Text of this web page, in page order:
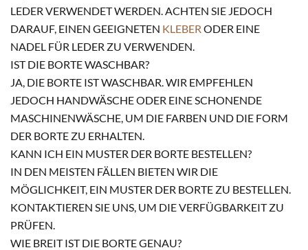
LEDER VERWENDET WERDEN. ACHTEN SIE JEDOCH
DARAUF, EINEN GEEIGNETEN KLEBER ODER EINE
NADEL FÜR LEDER ZU VERWENDEN.
IST DIE BORTE WASCHBAR?
JA, DIE BORTE IST WASCHBAR. WIR EMPFEHLEN
JEDOCH HANDWÄSCHE ODER EINE SCHONENDE
MASCHINENWÄSCHE, UM DIE FARBEN UND DIE FORM
DER BORTE ZU ERHALTEN.
KANN ICH EIN MUSTER DER BORTE BESTELLEN?
IN DEN MEISTEN FÄLLEN BIETEN WIR DIE
MÖGLICHKEIT, EIN MUSTER DER BORTE ZU BESTELLEN.
KONTAKTIEREN SIE UNS, UM DIE VERFÜGBARKEIT ZU
PRÜFEN.
WIE BREIT IST DIE BORTE GENAU?